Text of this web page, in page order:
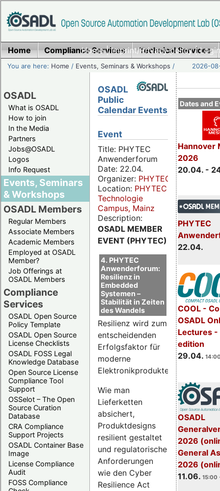
Home|Imprint/Privacy policy|
Home Compliance Services Technical Services
You are here: Home / Events, Seminars & Workshops / 2026-
OSADL
What is OSADL
How to join
In the Media
Partners
Jobs@OSADL
Logos
Info Request
Events, Seminars
& Workshops
OSADL Members
Regular Members
Associate Members
Academic Members
Employed at OSADL
Member?
Job Offerings at
OSADL Members
Compliance
Services
OSADL Open Source
Policy Template
OSADL Open Source
License Checklists
OSADL FOSS Legal
Knowledge Database
Open Source License
Compliance Tool
Support
OSSelot – The Open
Source Curation
Database
CRA Compliance
Support Projects
OSADL Container Base
Image
License Compliance
Audit
FOSS Compliance
Dates and
Hannover
2026
20.04. -
PHYTEC
22.04.
COOL -
OSADL
Lectures
edition
29.04.
OSADL
2026
General
2026
11.06. 15:00
OSADL
Public
Calendar Events
Event
Title: PHYTEC
Anwenderforum
Date: 22.04.
Organizer: PHYTEC
Location: PHYTEC
Technologie
Campus, Mainz
Description:
OSADL MEMBER
EVENT (PHYTEC)
4. PHYTEC
Anwenderforum:
Resilienz in
Embedded
Systemen –
Stabilität in Zeiten
des Wandels
Resilienz wird zum
entscheidenden
Erfolgsfaktor für
moderne
Elektronikprodukte.
Wie man
Lieferketten
absichert,
Produktdesigns
resilient gestaltet
und regulatorische
Anforderungen
wie den Cyber
Resilience Act